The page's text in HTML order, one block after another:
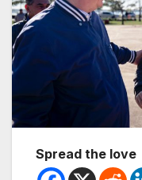
Spread the love